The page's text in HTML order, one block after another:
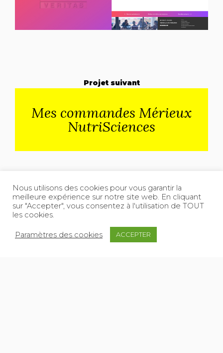
Projet suivant
Mes commandes Mérieux
NutriSciences
Nous utilisons des cookies pour vous garantir la
meilleure expérience sur notre site web. En cliquant
sur "Accepter", vous consentez à l'utilisation de TOUT
les cookies.
Paramètres des cookies ACCEPTER